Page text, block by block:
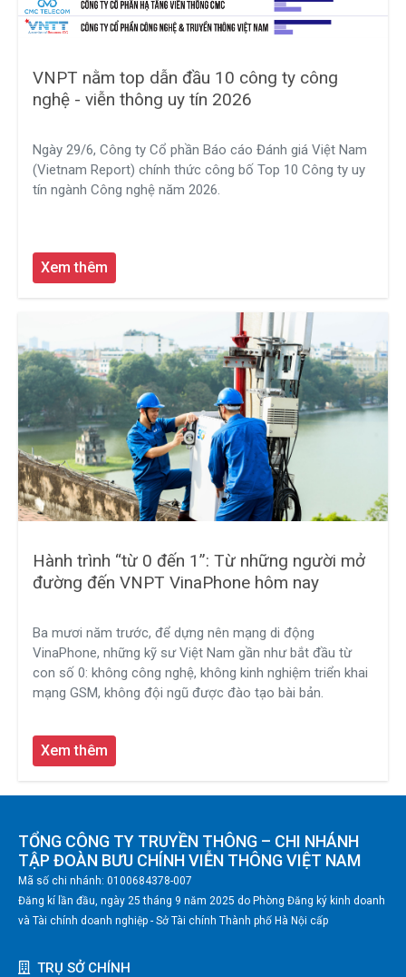
VNPT nằm top dẫn đầu 10 công ty công
nghệ - viễn thông uy tín 2026
Ngày 29/6, Công ty Cổ phần Báo cáo Đánh giá Việt Nam
(Vietnam Report) chính thức công bố Top 10 Công ty uy
tín ngành Công nghệ năm 2026.
Xem thêm
Hành trình “từ 0 đến 1”: Từ những người mở
đường đến VNPT VinaPhone hôm nay
Ba mươi năm trước, để dựng nên mạng di động
VinaPhone, những kỹ sư Việt Nam gần như bắt đầu từ
con số 0: không công nghệ, không kinh nghiệm triển khai
mạng GSM, không đội ngũ được đào tạo bài bản.
Xem thêm
TỔNG CÔNG TY TRUYỀN THÔNG – CHI NHÁNH
TẬP ĐOÀN BƯU CHÍNH VIỄN THÔNG VIỆT NAM
Mã số chi nhánh: 0100684378-007
Đăng kí lần đầu, ngày 25 tháng 9 năm 2025 do Phòng Đăng ký kinh doanh
và Tài chính doanh nghiệp - Sở Tài chính Thành phố Hà Nội cấp
TRỤ SỞ CHÍNH